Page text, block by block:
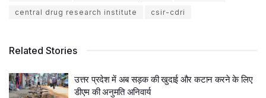
central drug research institute
csir-cdri
Related Stories
उत्तर प्रदेश में अब सड़क की खुदाई और कटान करने के लिए
डीएम की अनुमति अनिवार्य